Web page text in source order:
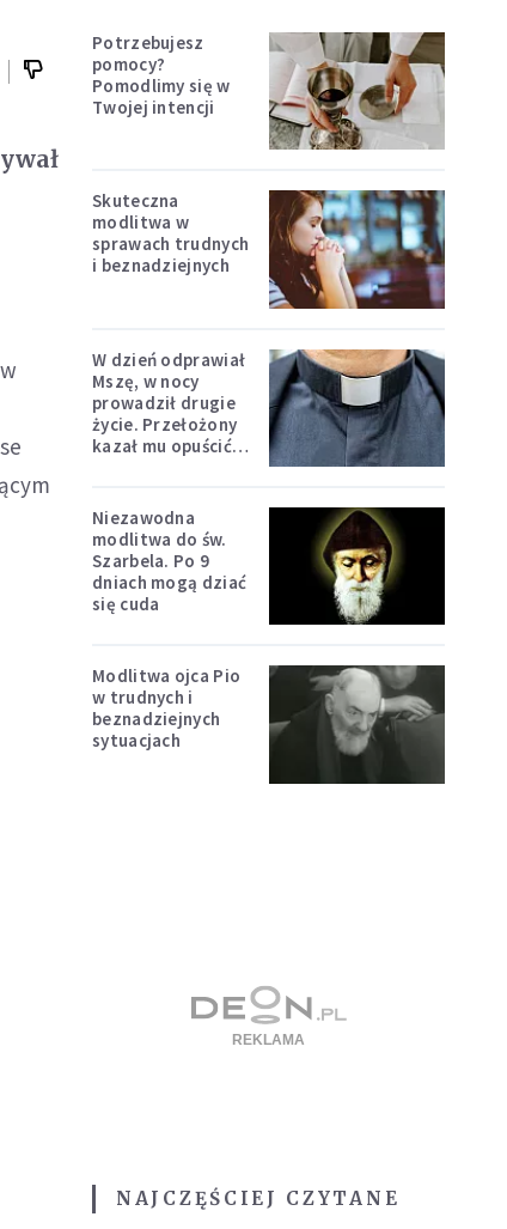
Potrzebujesz
pomocy?
Pomodlimy się w
Twojej intencji
Skuteczna
modlitwa w
sprawach trudnych
i beznadziejnych
W dzień odprawiał
Mszę, w nocy
prowadził drugie
życie. Przełożony
kazał mu opuścić
Niezawodna
modlitwa do św.
Szarbela. Po 9
dniach mogą dziać
się cuda
Modlitwa ojca Pio
w trudnych i
beznadziejnych
sytuacjach
NAJCZĘŚCIEJ CZYTANE